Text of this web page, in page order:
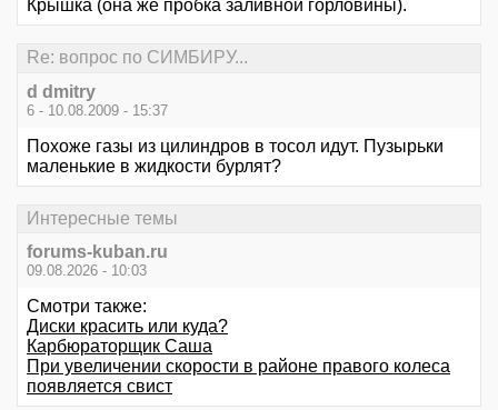
Крышка (она же пробка заливной горловины).
Re: вопрос по СИМБИРУ...
d dmitry
6 - 10.08.2009 - 15:37
Похоже газы из цилиндров в тосол идут. Пузырьки
маленькие в жидкости бурлят?
Интересные темы
forums-kuban.ru
09.08.2026 - 10:03
Смотри также:
Диски красить или куда?
Карбюраторщик Саша
При увеличении скорости в районе правого колеса
появляется свист